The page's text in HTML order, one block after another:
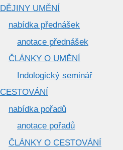
DĚJINY UMĚNÍ
nabídka přednášek
anotace přednášek
ČLÁNKY O UMĚNÍ
Indologický seminář
CESTOVÁNÍ
nabídka pořadů
anotace pořadů
ČLÁNKY O CESTOVÁNÍ